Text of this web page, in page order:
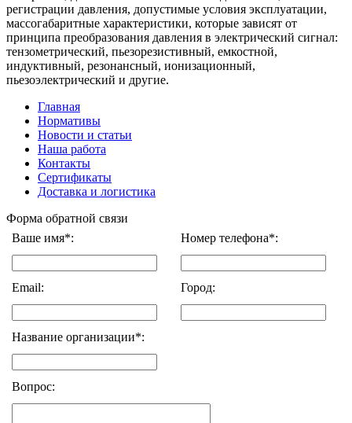
регистрации давления, допустимые условия эксплуатации,
массогабаритные характеристики, которые зависят от
принципа преобразования давления в электрический сигнал:
тензометрический, пьезорезистивный, емкостной,
индуктивный, резонансный, ионизационный,
пьезоэлектрический и другие.
Главная
Нормативы
Новости и статьи
Наша работа
Контакты
Сертификаты
Доставка и логистика
Форма обратной связи
Ваше имя*:
Номер телефона*:
Email: Город:
Название организации*:
Вопрос: